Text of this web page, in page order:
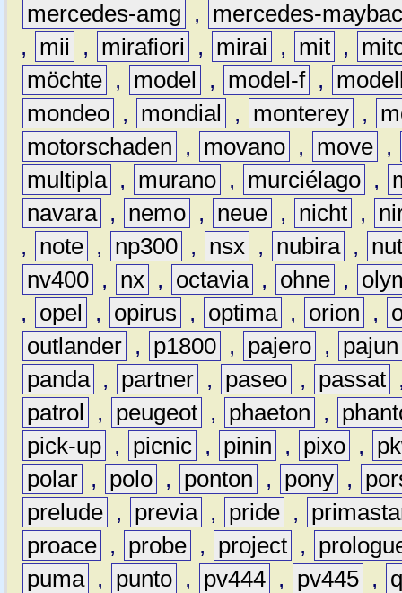
mercedes-amg
,
mercedes-
,
mii , mirafiori , mirai , mit ,
möchte , model , model-f ,
mondeo , mondial , monterey ,
motorschaden
, movano , move ,
multipla , murano , murciélago ,
navara , nemo , neue , nicht ,
,
note , np300 , nsx , nubira ,
nv400 , nx , octavia , ohne ,
,
opel , opirus , optima , orion ,
outlander , p1800 , pajero ,
pajun
panda , partner , paseo , passat
patrol
, peugeot , phaeton ,
pick-up , picnic , pinin , pixo ,
polar , polo , ponton , pony ,
prelude , previa , pride ,
proace , probe , project ,
puma , punto , pv444 , pv445 ,